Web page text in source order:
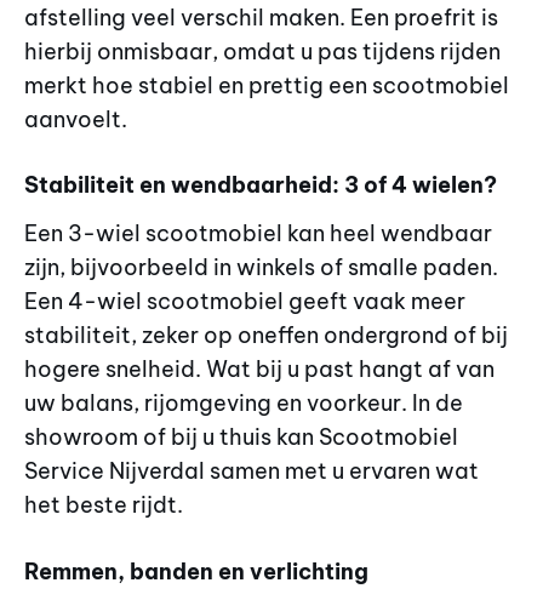
afstelling veel verschil maken. Een proefrit is
hierbij onmisbaar, omdat u pas tijdens rijden
merkt hoe stabiel en prettig een scootmobiel
aanvoelt.
Stabiliteit en wendbaarheid: 3 of 4 wielen?
Een 3-wiel scootmobiel kan heel wendbaar
zijn, bijvoorbeeld in winkels of smalle paden.
Een 4-wiel scootmobiel geeft vaak meer
stabiliteit, zeker op oneffen ondergrond of bij
hogere snelheid. Wat bij u past hangt af van
uw balans, rijomgeving en voorkeur. In de
showroom of bij u thuis kan Scootmobiel
Service Nijverdal samen met u ervaren wat
het beste rijdt.
Remmen, banden en verlichting